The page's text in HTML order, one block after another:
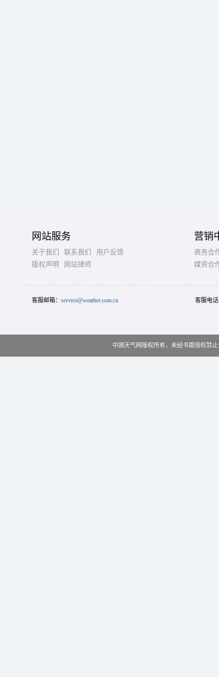
网站服务
关于我们 联系我们
用户反馈
版权声明
网站律师
营销
商务合
媒资合
客服邮箱： service@weather.com.cn 客服电
中国天气网版权所有，未经书面授权